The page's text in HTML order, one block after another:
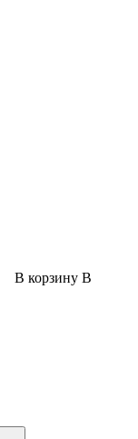
В корзину В